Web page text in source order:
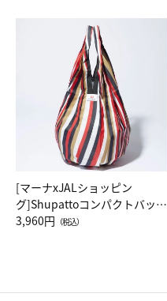
[マーナxJALショッピン
グ]Shupattoコンパクトバッグ
Drop JAL客室乗務員（LC）ス
3,960円 （税込）